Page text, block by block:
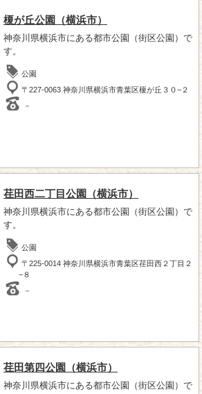
榎が丘公園（横浜市）
神奈川県横浜市にある都市公園（街区公園）で
す。
公園
〒227-0063 神奈川県横浜市青葉区榎が丘３０−２
－
荏田西二丁目公園（横浜市）
神奈川県横浜市にある都市公園（街区公園）で
す。
公園
〒225-0014 神奈川県横浜市青葉区荏田西２丁目２
−８
－
荏田第四公園（横浜市）
神奈川県横浜市にある都市公園（街区公園）で